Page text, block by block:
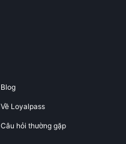
Blog
Về Loyalpass
Câu hỏi thường gặp